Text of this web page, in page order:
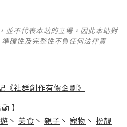
並不代表本站的立場。因此本站對
確性及完整性不負任何法律責
《社群創作有價企劃》
】
丶 美食 丶 親子 丶 寵物 丶 扮靚